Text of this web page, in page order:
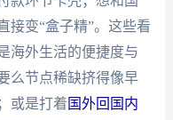
接变“盒子精”。这些看
海外生活的便捷度与
么节点稀缺挤得像早
或是打着 国外回国内